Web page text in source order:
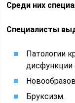
Среди них
Специалисты
Патологии
дисфункции
Бруксизм.